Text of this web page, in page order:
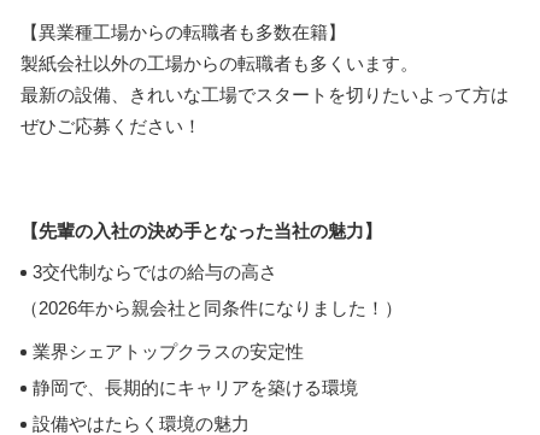
【異業種工場からの転職者も多数在籍】
製紙会社以外の工場からの転職者も多くいます。
最新の設備、きれいな工場でスタートを切りたいよって方は
ぜひご応募ください！
【先輩の入社の決め手となった当社の魅力】
3交代制ならではの給与の高さ
（2026年から親会社と同条件になりました！）
業界シェアトップクラスの安定性
静岡で、長期的にキャリアを築ける環境
設備やはたらく環境の魅力